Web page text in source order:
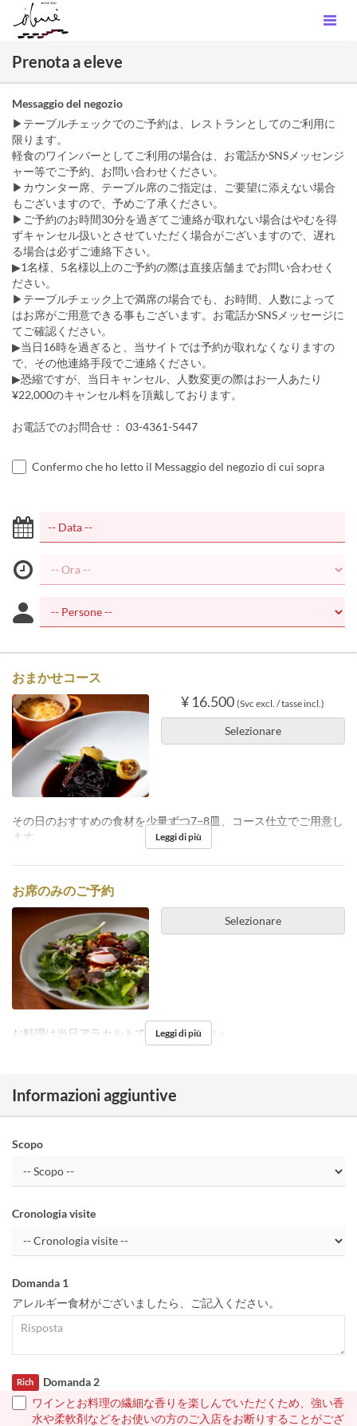
Prenota a eleve
Messaggio del negozio
▶︎テーブルチェックでのご予約は、レストランとしてのご利用に
限ります。
軽食のワインバーとしてご利用の場合は、お電話かSNSメッセンジ
ャー等でご予約、お問い合わせください。
▶︎カウンター席、テーブル席のご指定は、ご要望に添えない場合
もございますので、予めご了承ください。
▶︎ご予約のお時間30分を過ぎてご連絡が取れない場合はやむを得
ずキャンセル扱いとさせていただく場合がございますので、遅れ
る場合は必ずご連絡下さい。
▶︎1名様、5名様以上のご予約の際は直接店舗までお問い合わせく
ださい。
▶︎テーブルチェック上で満席の場合でも、お時間、人数によって
はお席がご用意できる事もございます。お電話かSNSメッセージに
てご確認ください。
▶︎当日16時を過ぎると、当サイトでは予約が取れなくなりますの
で、その他連絡手段でご連絡ください。
▶︎恐縮ですが、当日キャンセル、人数変更の際はお一人あたり
¥22,000のキャンセル料を頂戴しております。
お電話でのお問合せ： 03-4361-5447
Confermo che ho letto il Messaggio del negozio di cui sopra
おまかせコース
¥ 16.500 (Svc excl. / tasse incl.)
Selezionare
その日のおすすめの食材を少量ずつ7−8皿、コース仕立でご用意し
ます。
Leggi di più
お席のみのご予約
Selezionare
お料理は当日アラカルトでご注文ください。
Leggi di più
Informazioni aggiuntive
Scopo
Cronologia visite
Domanda 1
アレルギー食材がございましたら、ご記入ください。
Domanda 2
Rich
ワインとお料理の繊細な香りを楽しんでいただくため、強い香
水や柔軟剤などをお使いの方のご入店をお断りすることがござ